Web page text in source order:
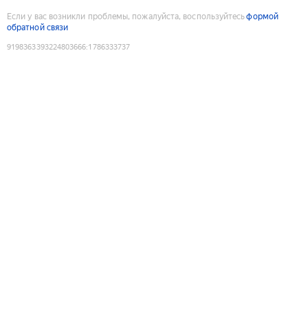
Если у вас возникли проблемы, пожалуйста, воспользуйтесьформой
обратной связи
9198363393224803666:1786333737